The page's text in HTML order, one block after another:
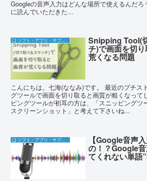
Googleの音声入力はどんな場所で使えるんだ
に読んでいただきた...
❏ ソフト・アプリ・サブスク Snipping Tool(
チ)で画面を切
荒くなる問題
こんにちは。七海(ななみ)です。 最近のプチス
グツールで画面を切り取ると画質が粗くなって
ピングツールが初耳の方は、「スニッピングツ
スクリーンショット」と考えて下さいね...
❏ ソフト・アプリ・サブスク 【Google音声
の！？Google
てくれない単語